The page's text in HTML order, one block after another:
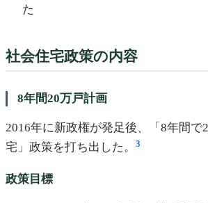
た
社会住宅政策の内容
8年間20万戸計画
2016年に新政権が発足後、「8年間で
宅」政策を打ち出した。
3
政策目標